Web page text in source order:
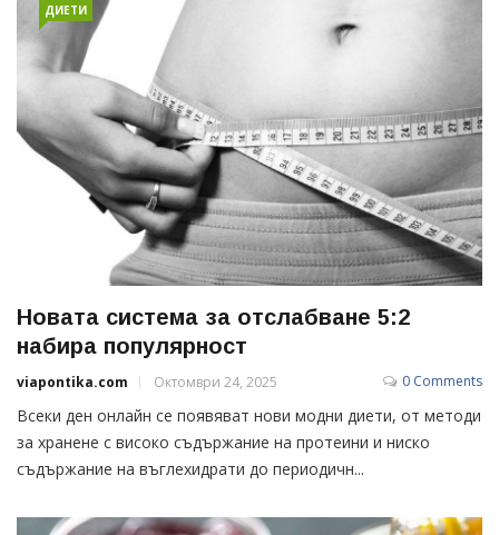
ДИЕТИ
Новата система за отслабване 5:2
набира популярност
viapontika.com Октомври 24, 2025 0 Comments
Всеки ден онлайн се появяват нови модни диети, от методи
за хранене с високо съдържание на протеини и ниско
съдържание на въглехидрати до периодичн...